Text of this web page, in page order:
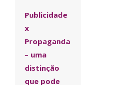
Publicidade
x
Propaganda
– uma
distinção
que pode